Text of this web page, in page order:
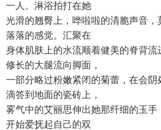
一人。淋浴拍打在她
光滑的翘臀上，哗啦啦的清脆声音，
落落的感觉。汇聚在
身体肌肤上的水流顺着健美的脊背
修长的大腿流向脚面，
一部分略过粉嫩紧闭的菊蕾，在会
滴答到地面的瓷砖上，
雾气中的艾丽思伸出她那纤细的玉手
开始爱抚起自己的双